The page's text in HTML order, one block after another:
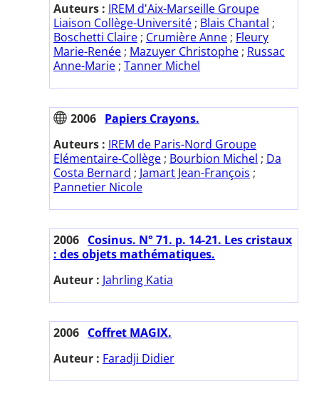
Auteurs : IREM d'Aix-Marseille Groupe
Liaison Collège-Université ; Blais Chantal ;
Boschetti Claire ; Crumière Anne ; Fleury
Marie-Renée ; Mazuyer Christophe ; Russac
Anne-Marie ; Tanner Michel
2006 Papiers Crayons.
Auteurs : IREM de Paris-Nord Groupe
Elémentaire-Collège ; Bourbion Michel ; Da
Costa Bernard ; Jamart Jean-François ;
Pannetier Nicole
2006 Cosinus. N° 71. p. 14-21. Les cristaux
: des objets mathématiques.
Auteur : Jahrling Katia
2006 Coffret MAGIX.
Auteur : Faradji Didier